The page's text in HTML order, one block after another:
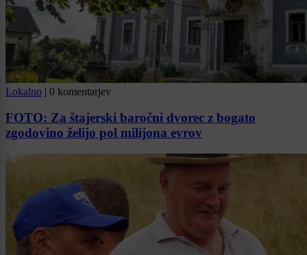
Lokalno | 0 komentarjev
FOTO: Za štajerski baročni dvorec z bogato
zgodovino želijo pol milijona evrov